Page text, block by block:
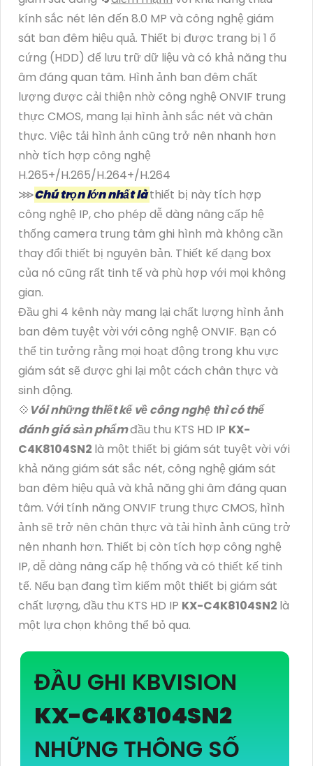
kính sắc nét lên đến 8.0 MP và công nghệ giám
sát ban đêm hiệu quả. Thiết bị được trang bị 1 ổ
cứng (HDD) để lưu trữ dữ liệu và có khả năng thu
âm đáng quan tâm. Hình ảnh ban đêm chất
lượng được cải thiện nhờ công nghệ ONVIF trung
thực CMOS, mang lại hình ảnh sắc nét và chân
thực. Việc tải hình ảnh cũng trở nên nhanh hơn
nhờ tích hợp công nghệ
H.265+/H.265/H.264+/H.264
⋙Chú trọn lớn nhất làthiết bị này tích hợp
công nghệ IP, cho phép dễ dàng nâng cấp hệ
thống camera trung tâm ghi hình mà không cần
thay đổi thiết bị nguyên bản. Thiết kế dạng box
của nó cũng rất tinh tế và phù hợp với mọi không
gian.
Đầu ghi 4 kênh này mang lại chất lượng hình ảnh
ban đêm tuyệt vời với công nghệ ONVIF. Bạn có
thể tin tưởng rằng mọi hoạt động trong khu vực
giám sát sẽ được ghi lại một cách chân thực và
sinh động.
💠 Vói những thiết kế về công nghệ thì có thể
đánh giá sản phẩmđầu thu KTS HD IP KX-
C4K8104SN2 là một thiết bị giám sát tuyệt vời với
khả năng giám sát sắc nét, công nghệ giám sát
ban đêm hiệu quả và khả năng ghi âm đáng quan
tâm. Với tính năng ONVIF trung thực CMOS, hình
ảnh sẽ trở nên chân thực và tải hình ảnh cũng trở
nên nhanh hơn. Thiết bị còn tích hợp công nghệ
IP, dễ dàng nâng cấp hệ thống và có thiết kế tinh
tế. Nếu bạn đang tìm kiếm một thiết bị giám sát
chất lượng, đầu thu KTS HD IP KX-C4K8104SN2 là
một lựa chọn không thể bỏ qua.
ĐẦU GHI KBVISION
KX-C4K8104SN2
NHỮNG THÔNG SỐ